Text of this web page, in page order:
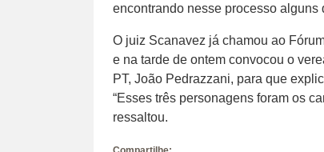
encontrando nesse processo alguns
O juiz Scanavez já chamou ao
e na tarde de ontem convocou o
PT, João Pedrazzani, para que
“Esses três personagens foram os
ressaltou.